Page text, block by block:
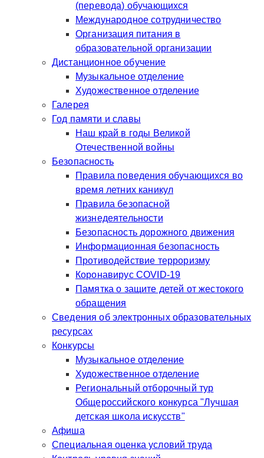
(перевода) обучающихся
Международное сотрудничество
Организация питания в
образовательной организации
Дистанционное обучение
Музыкальное отделение
Художественное отделение
Галерея
Год памяти и славы
Наш край в годы Великой
Отечественной войны
Безопасность
Правила поведения обучающихся во
время летних каникул
Правила безопасной
жизнедеятельности
Безопасность дорожного движения
Информационная безопасность
Противодействие терроризму
Коронавирус COVID-19
Памятка о защите детей от жестокого
обращения
Сведения об электронных образовательных
ресурсах
Конкурсы
Музыкальное отделение
Художественное отделение
Региональный отборочный тур
Общероссийского конкурса "Лучшая
детская школа искусств"
Афиша
Специальная оценка условий труда